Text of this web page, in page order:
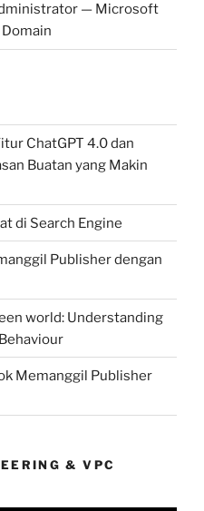
— Microsoft
ChatGPT 4.0 dan
Buatan yang Makin
di Search Engine
Publisher dengan
world: Understanding
Memanggil Publisher
& VPC